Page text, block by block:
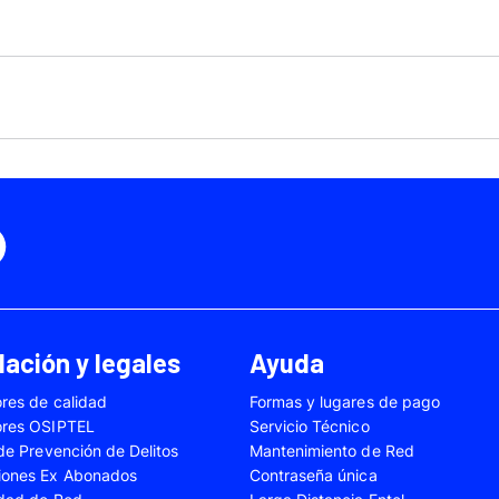
40 Neo
Fusión
Motorola Moto
Ed. Esp. Motorola Moto G20 Motorola Moto G200
Power Motorola Moto G31 Motorola Moto G35
Oppo Reno 6 Lite
Samsung Galaxy A03 Samsung Galaxy
Samsung Galaxy A05 Samsung Galaxy
Samsung Galaxy A14 Samsung Galaxy A15
y legales
de calidad
OSIPTEL
Prevención de Delitos
Ex Abonados
Ayuda
Formas y lugares de pago
Servicio Técnico
Mantenimiento de Red
Contraseña única